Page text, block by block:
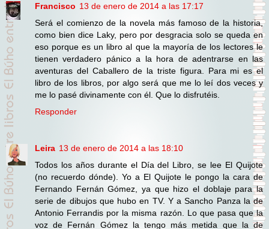
Francisco 13 de enero de 2014 a las 17:17
Será el comienzo de la novela más famoso de la historia,
como bien dice Laky, pero por desgracia solo se queda en
eso porque es un libro al que la mayoría de los lectores le
tienen verdadero pánico a la hora de adentrarse en las
aventuras del Caballero de la triste figura. Para mi es el
libro de los libros, por algo será que me lo leí dos veces y
me lo pasé divinamente con él. Que lo disfrutéis.
Responder
Leira 13 de enero de 2014 a las 18:10
Todos los años durante el Día del Libro, se lee El Quijote
(no recuerdo dónde). Yo a El Quijote le pongo la cara de
Fernando Fernán Gómez, ya que hizo el doblaje para la
serie de dibujos que hubo en TV. Y a Sancho Panza la de
Antonio Ferrandis por la misma razón. Lo que pasa que la
voz de Fernán Gómez la tengo más metida que la de